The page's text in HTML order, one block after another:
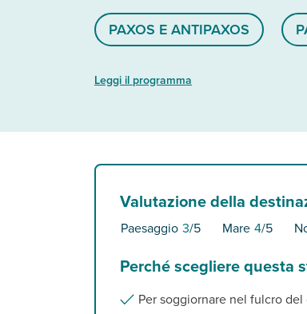
PAXOS E ANTIPAXOS
Leggi il programma
Valutazione della
Paesaggio 3/5 Mare 4/5
Perché scegliere questa
Per soggiornare nel fulcro